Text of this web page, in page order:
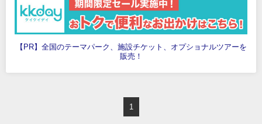
【PR】全国のテーマパーク、施設チケット、オプショナルツアーを
販売！
1